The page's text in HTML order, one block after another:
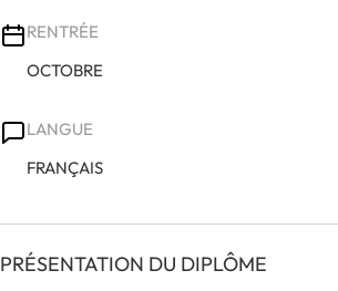
RENTRÉE
OCTOBRE
LANGUE
FRANÇAIS
PRÉSENTATION DU DIPLÔME